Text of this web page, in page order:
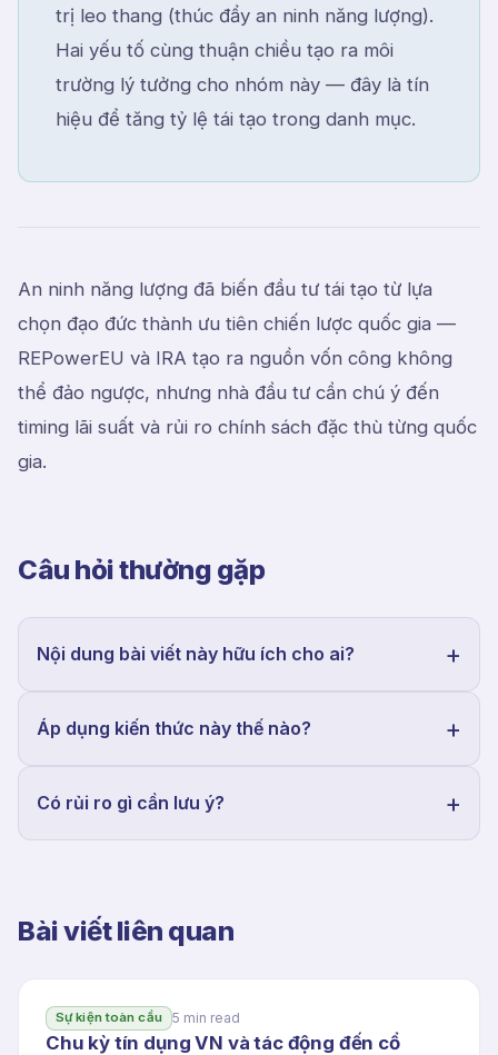
trị leo thang (thúc đẩy an ninh năng lượng).
Hai yếu tố cùng thuận chiều tạo ra môi
trường lý tưởng cho nhóm này — đây là tín
hiệu để tăng tỷ lệ tái tạo trong danh mục.
An ninh năng lượng đã biến đầu tư tái tạo từ lựa
chọn đạo đức thành ưu tiên chiến lược quốc gia —
REPowerEU và IRA tạo ra nguồn vốn công không
thể đảo ngược, nhưng nhà đầu tư cần chú ý đến
timing lãi suất và rủi ro chính sách đặc thù từng quốc
gia.
Câu hỏi thường gặp
Nội dung bài viết này hữu ích cho ai?
Áp dụng kiến thức này thế nào?
Có rủi ro gì cần lưu ý?
Bài viết liên quan
Sự kiện toàn cầu 5 min read
Chu kỳ tín dụng VN và tác động đến cổ